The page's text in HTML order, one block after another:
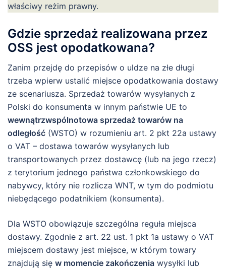
właściwy reżim prawny.
Gdzie sprzedaż realizowana przez
OSS jest opodatkowana?
Zanim przejdę do przepisów o uldze na złe długi
trzeba wpierw ustalić miejsce opodatkowania dostawy
ze scenariusza. Sprzedaż towarów wysyłanych z
Polski do konsumenta w innym państwie UE to
wewnątrzwspólnotowa sprzedaż towarów na
odległość (WSTO) w rozumieniu art. 2 pkt 22a ustawy
o VAT – dostawa towarów wysyłanych lub
transportowanych przez dostawcę (lub na jego rzecz)
z terytorium jednego państwa członkowskiego do
nabywcy, który nie rozlicza WNT, w tym do podmiotu
niebędącego podatnikiem (konsumenta).
Dla WSTO obowiązuje szczególna reguła miejsca
dostawy. Zgodnie z art. 22 ust. 1 pkt 1a ustawy o VAT
miejscem dostawy jest miejsce, w którym towary
znajdują się w momencie zakończenia wysyłki lub